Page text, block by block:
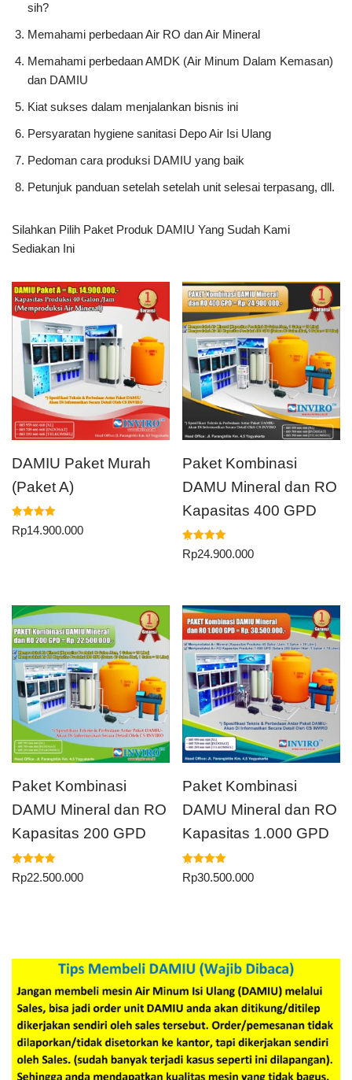
sih?
Memahami perbedaan Air RO dan Air Mineral
Memahami perbedaan AMDK (Air Minum Dalam Kemasan)
dan DAMIU
Kiat sukses dalam menjalankan bisnis ini
Persyaratan hygiene sanitasi Depo Air Isi Ulang
Pedoman cara produksi DAMIU yang baik
Petunjuk panduan setelah setelah unit selesai terpasang, dll.
Silahkan Pilih Paket Produk DAMIU Yang Sudah Kami
Sediakan Ini
DAMIU Paket Murah
(Paket A)
Dinilai
5.00
Rp14.900.000
Paket Kombinasi
DAMU Mineral dan RO
Kapasitas 400 GPD
Dinilai
5.00
Rp24.900.000
Paket Kombinasi
DAMU Mineral dan RO
Kapasitas 200 GPD
Dinilai
5.00
Rp22.500.000
Paket Kombinasi
DAMU Mineral dan RO
Kapasitas 1.000 GPD
Dinilai
5.00
Rp30.500.000